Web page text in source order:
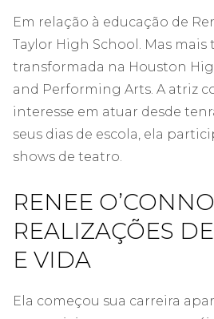
Em relação à educação de
Taylor High School. Mas mais
transformada na Houston
and Performing Arts. A atriz
interesse em atuar desde
seus dias de escola, ela
shows de teatro.
RENEE
REALIZAÇÕES
E VIDA
Ela começou sua carreira